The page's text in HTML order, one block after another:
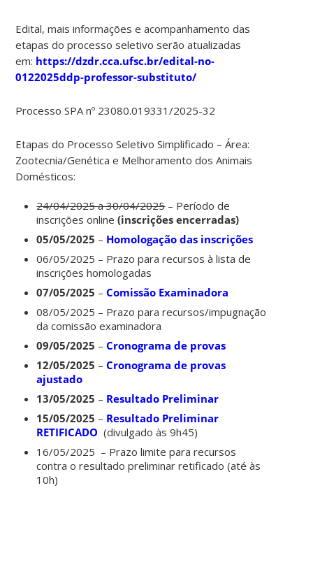
Edital, mais informações e acompanhamento das
etapas do processo seletivo serão atualizadas
em: https://dzdr.cca.ufsc.br/edital-no-
0122025ddp-professor-substituto/
Processo SPA nº 23080.019331/2025-32
Etapas do Processo Seletivo Simplificado – Área:
Zootecnia/Genética e Melhoramento dos Animais
Domésticos:
24/04/2025 a 30/04/2025– Período de
inscrições online (inscrições encerradas)
05/05/2025 – Homologação das inscrições
06/05/2025 – Prazo para recursos à lista de
inscrições homologadas
07/05/2025 –Comissão Examinadora
08/05/2025 – Prazo para recursos/impugnação
da comissão examinadora
09/05/2025 –Cronograma de provas
12/05/2025 –Cronograma de provas
ajustado
13/05/2025 – Resultado Preliminar
15/05/2025 – Resultado Preliminar
RETIFICADO (divulgado às 9h45)
16/05/2025 – Prazo limite para recursos
contra o resultado preliminar retificado (até às
10h)